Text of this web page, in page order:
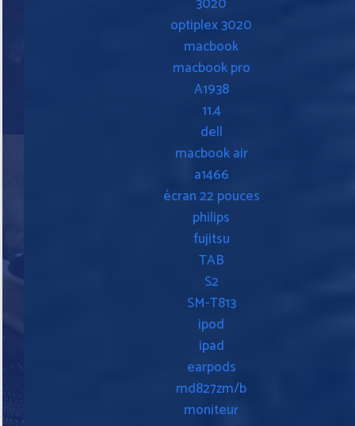
optiplex 3020
macbook
macbook pro
A1938
11.4
dell
macbook air
a1466
écran 22 pouces
philips
fujitsu
TAB
S2
SM-T813
ipod
ipad
earpods
md827zm/b
moniteur